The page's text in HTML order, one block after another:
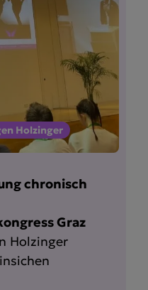
Holzinger
chronisch
Graz
Holzinger